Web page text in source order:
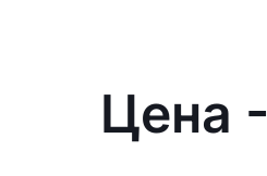
Цена